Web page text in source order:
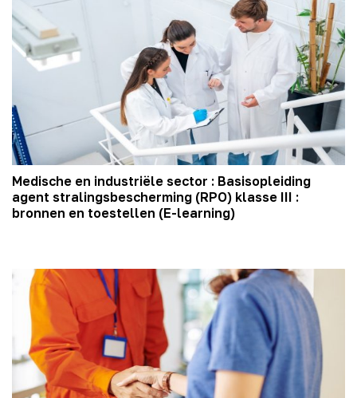
Medische en industriële sector : Basisopleiding
agent stralingsbescherming (RPO) klasse III :
bronnen en toestellen (E-learning)